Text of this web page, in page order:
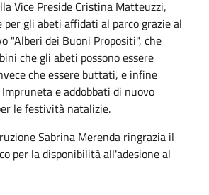
Vice Preside Cristina Matteuzzi,
gli abeti affidati al parco grazie al
"Alberi dei Buoni Propositi", che
che gli abeti possono essere
che essere buttati, e infine
e addobbati di nuovo
le festività natalizie.
Sabrina Merenda ringrazia il
per la disponibilità all'adesione al